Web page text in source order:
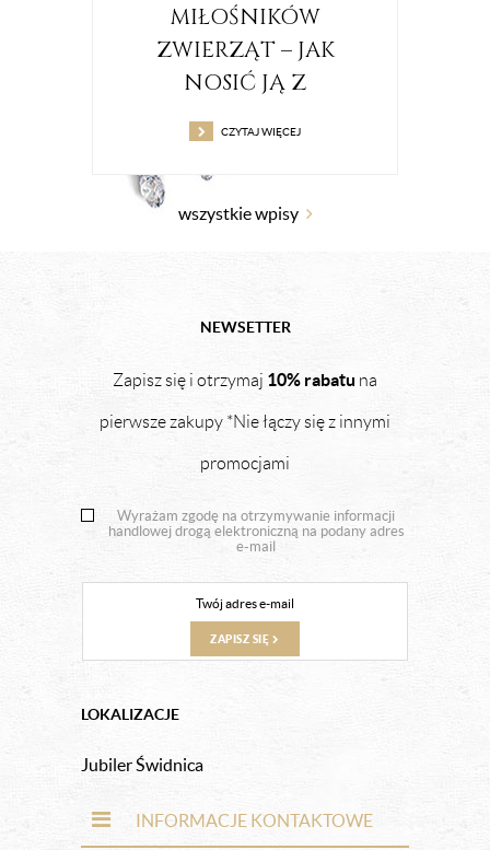
MIŁOŚNIKÓW
ZWIERZĄT – JAK
NOSIĆ JĄ Z
WDZIĘKIEM I
STYLEM?
CZYTAJ WIĘCEJ
wszystkie wpisy
NEWSETTER
Zapisz się i otrzymaj 10% rabatu na
pierwsze zakupy *Nie łączy się z innymi
promocjami
Wyrażam zgodę na otrzymywanie informacji
handlowej drogą elektroniczną na podany adres
e-mail
ZAPISZ SIĘ
LOKALIZACJE
Jubiler Świdnica
INFORMACJE KONTAKTOWE